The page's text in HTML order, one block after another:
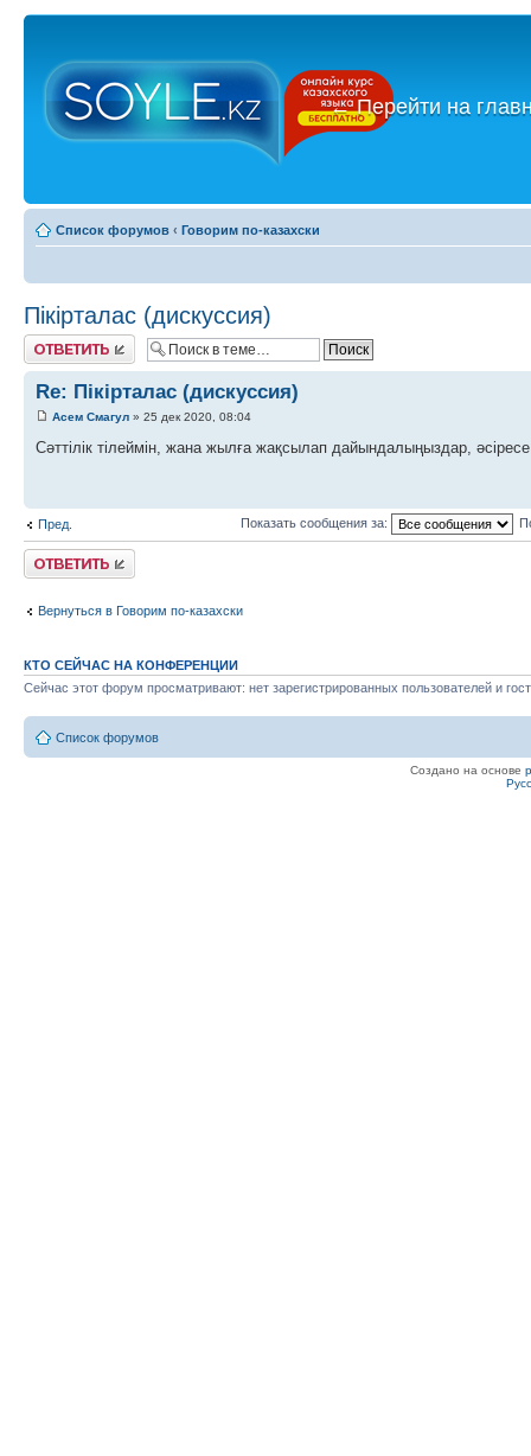
←Перейти на
Список форумов ‹ Говорим по-казахски
Пікірталас (дискуссия)
Ответить
Re: Пікірталас (дискуссия)
Асем Смагул » 25 дек 2020, 08:04
Сәттілік тілеймін, жана жылға жақсылап дайындалыңыздар,
Пред. Показать сообщения за:
Ответить
Вернуться в Говорим по-казахски
КТО СЕЙЧАС НА КОНФЕРЕНЦИИ
Сейчас этот форум просматривают: нет зарегистрированных пользователей и
Список форумов
Создано на основе